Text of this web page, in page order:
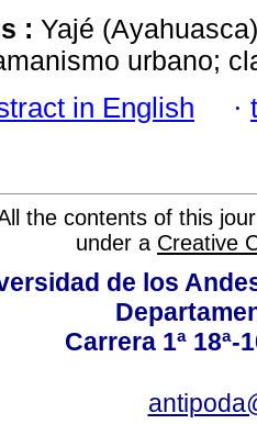
: Yajé
urbano;
in English ·
the contents of this
under a Creative
de los
Carrera 1ª